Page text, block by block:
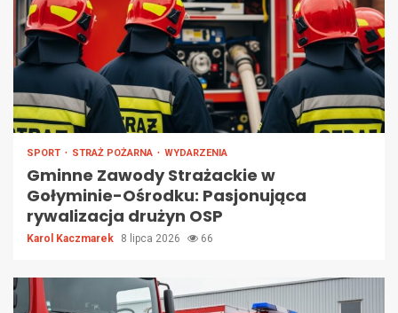
SPORT STRAŻ POŻARNA WYDARZENIA
Gminne Zawody Strażackie w
Gołyminie-Ośrodku: Pasjonująca
rywalizacja drużyn OSP
Karol Kaczmarek 8 lipca 2026 66